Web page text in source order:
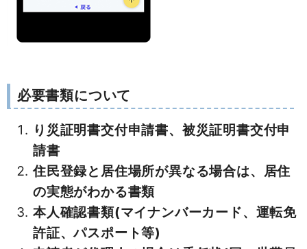
必要書類について
り災証明書交付申請書、被災証明書交付申
請書
住民登録と居住場所が異なる場合は、居住
の実態がわかる書類
本人確認書類(マイナンバーカード、運転免
許証、パスポート等)